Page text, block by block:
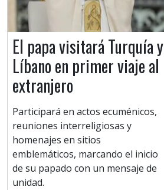
El papa visitará Turquía y
Líbano en primer viaje al
extranjero
Participará en actos ecuménicos,
reuniones interreligiosas y
homenajes en sitios
emblemáticos, marcando el inicio
de su papado con un mensaje de
unidad.